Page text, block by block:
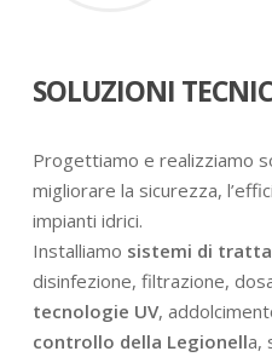
SOLUZIONI
Progettiamo e realizziamo
migliorare la sicurezza,
impianti idrici.
Installiamo sistemi di
disinfezione, filtrazione,
tecnologie UV,
controllo della Legionella,